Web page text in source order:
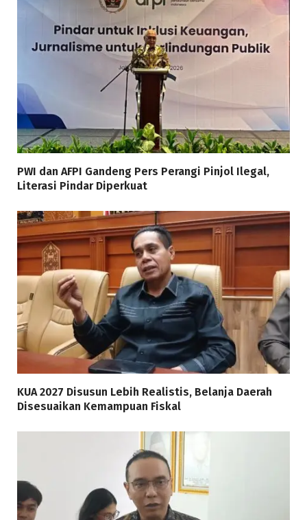
PWI dan AFPI Gandeng Pers Perangi Pinjol Ilegal,
Literasi Pindar Diperkuat
KUA 2027 Disusun Lebih Realistis, Belanja Daerah
Disesuaikan Kemampuan Fiskal